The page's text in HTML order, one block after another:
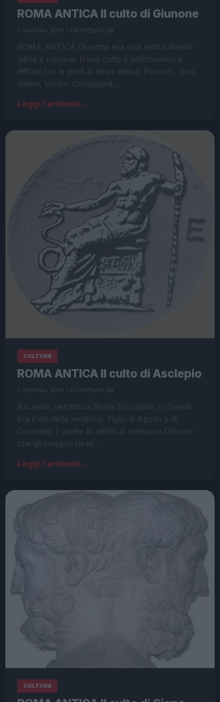
ROMA ANTICA Il culto di Giunone
1 Gennaio 2019 - 08:00Eleim 28
ROMA ANTICA Giunone era una antica divinità
latina e romana. Il suo culto è antichissimo e
diffuso fra le genti di stirpe italica: Etruschi, Osci,
Sabini, Umbri. Compagna…
Leggi l’articolo →
CULTURA
ROMA ANTICA Il culto di Asclepio
1 Gennaio 2019 - 07:00Eleim 28
Asclepio, nell’antica Roma Esculapio, in Grecia
era il dio della medicina. Figlio di Apollo e di
Coronide. Il padre lo affidò al centauro Chirone
che gli insegnò l’arte…
Leggi l’articolo →
CULTURA